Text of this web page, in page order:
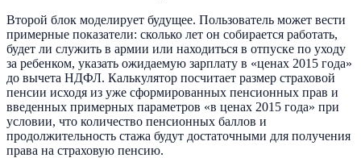
Второй блок моделирует будущее. Пользователь может вести
примерные показатели: сколько лет он собирается работать,
будет ли служить в армии или находиться в отпуске по уходу
за ребенком, указать ожидаемую зарплату в «ценах 2015 года»
до вычета НДФЛ. Калькулятор посчитает размер страховой
пенсии исходя из уже сформированных пенсионных прав и
введенных примерных параметров «в ценах 2015 года» при
условии, что количество пенсионных баллов и
продолжительность стажа будут достаточными для получения
права на страховую пенсию.